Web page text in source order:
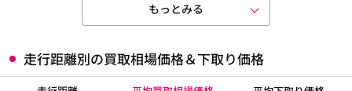
もっとみる
走行距離別の買取相場価格＆下取り価格